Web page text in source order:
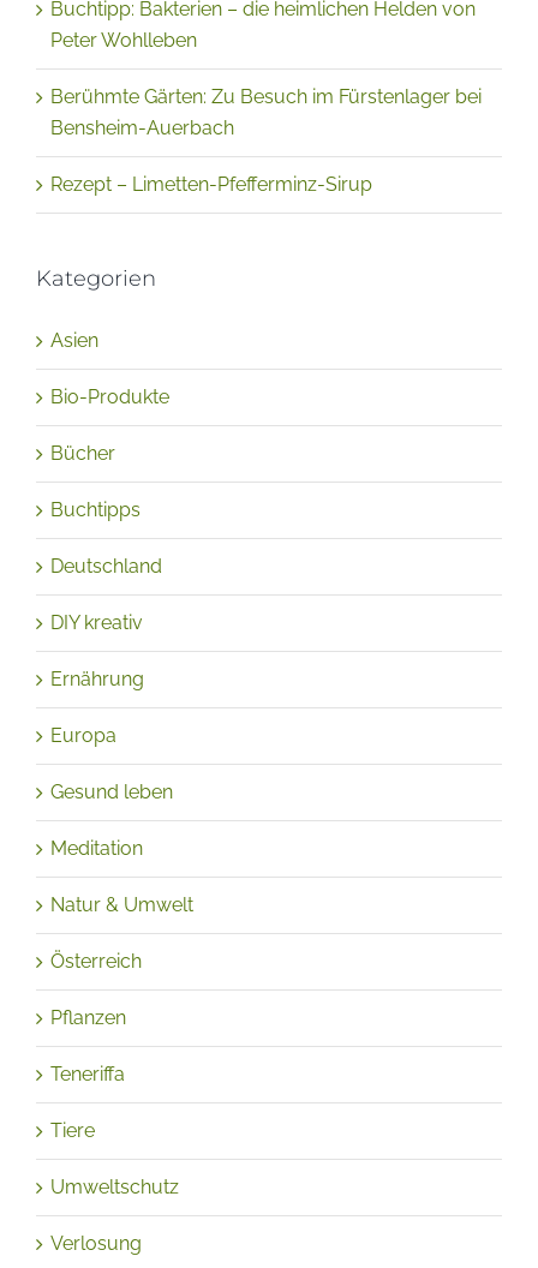
Buchtipp: Bakterien – die heimlichen Helden von
Peter Wohlleben
Berühmte Gärten: Zu Besuch im Fürstenlager bei
Bensheim-Auerbach
Rezept – Limetten-Pfefferminz-Sirup
Kategorien
Asien
Bio-Produkte
Bücher
Buchtipps
Deutschland
DIY kreativ
Ernährung
Europa
Gesund leben
Meditation
Natur & Umwelt
Österreich
Pflanzen
Teneriffa
Tiere
Umweltschutz
Verlosung